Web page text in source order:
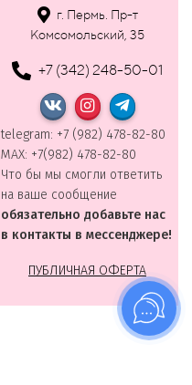
г. Пермь. Пр-т
Комсомольский, 35
+7 (342) 248-50-01
telegram: +7 (982) 478-82-80
MAХ: +7(982) 478-82-80
Что бы мы смогли ответить
на ваше сообщение
обязательно добавьте нас
в контакты в мессенджере!
ПУБЛИЧНАЯ ОФЕРТА